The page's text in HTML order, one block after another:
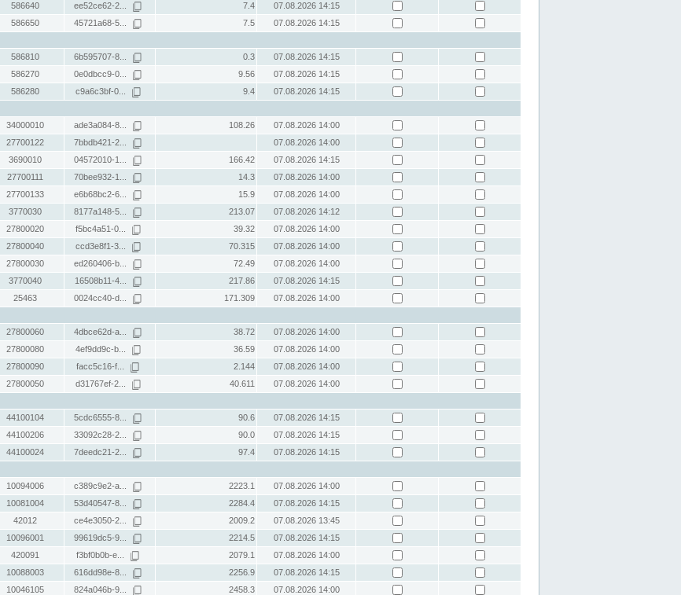
586640 ee52ce62-2... 7.4
07.08.2026 14:15
586650 45721a68-5... 7.5
07.08.2026 14:15
586810 6b595707-8... 0.3
07.08.2026 14:15
586270 0e0dbcc9-0... 9.56
07.08.2026 14:15
586280 c9a6c3bf-0... 9.4
07.08.2026 14:15
34000010 ade3a084-8... 108.26
07.08.2026 14:00
27700122 7bbdb421-2...
07.08.2026 14:00
3690010 04572010-1... 166.42
07.08.2026 14:15
27700111 70bee932-1... 14.3
07.08.2026 14:00
27700133 e6b68bc2-6... 15.9
07.08.2026 14:00
3770030 8177a148-5... 213.07
07.08.2026 14:12
27800020 f5bc4a51-0... 39.32
07.08.2026 14:00
27800040 ccd3e8f1-3... 70.315
07.08.2026 14:00
27800030 ed260406-b... 72.49
07.08.2026 14:00
3770040 16508b11-4... 217.86
07.08.2026 14:15
25463 0024cc40-d... 171.309
07.08.2026 14:00
27800060 4dbce62d-a... 38.72
07.08.2026 14:00
27800080 4ef9dd9c-b... 36.59
07.08.2026 14:00
27800090 facc5c16-f... 2.144
07.08.2026 14:00
27800050 d31767ef-2... 40.611
07.08.2026 14:00
44100104 5cdc6555-8... 90.6
07.08.2026 14:15
44100206 33092c28-2... 90.0
07.08.2026 14:15
44100024 7deedc21-2... 97.4
07.08.2026 14:15
10094006 c389c9e2-a... 2223.1
07.08.2026 14:00
10081004 53d40547-8... 2284.4
07.08.2026 14:15
42012 ce4e3050-2... 2009.2
07.08.2026 13:45
10096001 99619dc5-9... 2214.5
07.08.2026 14:15
420091 f3bf0b0b-e... 2079.1
07.08.2026 14:00
10088003 616dd98e-8... 2256.9
07.08.2026 14:15
10046105 824a046b-9... 2458.3
07.08.2026 14:00